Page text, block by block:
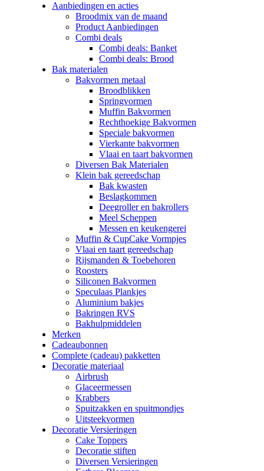
Aanbiedingen en acties
Broodmix van de maand
Product Aanbiedingen
Combi deals
Combi deals: Banket
Combi deals: Brood
Bak materialen
Bakvormen metaal
Broodblikken
Springvormen
Muffin Bakvormen
Rechthoekige Bakvormen
Speciale bakvormen
Vierkante bakvormen
Vlaai en taart bakvormen
Diversen Bak Materialen
Klein bak gereedschap
Bak kwasten
Beslagkommen
Deegroller en bakrollers
Meel Scheppen
Messen en keukengerei
Muffin & CupCake Vormpjes
Vlaai en taart gereedschap
Rijsmanden & Toebehoren
Roosters
Siliconen Bakvormen
Speculaas Plankjes
Aluminium bakjes
Bakringen RVS
Bakhulpmiddelen
Merken
Cadeaubonnen
Complete (cadeau) pakketten
Decoratie materiaal
Airbrush
Glaceermessen
Krabbers
Spuitzakken en spuitmondjes
Uitsteekvormen
Decoratie Versieringen
Cake Toppers
Decoratie stiften
Diversen Versieringen